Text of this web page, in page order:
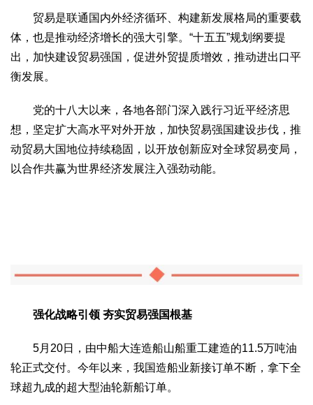
在线期刊
2017 2016 2015 2018 2019
关于我们
杂志简介
智慧城市
全景中国 智慧旅游 智慧教育 智慧医疗
智慧交通
智慧环保
智慧会客厅 县域经济 城乡建设 乡村振兴
贸易是联通国内外经济循环、构建新发展格局的重要载
体，也是推动经济增长的强大引擎。“十五五”规划纲要提
出，加快建设贸易强国，促进外贸提质增效，推动进出口平
衡发展。
党的十八大以来，各地各部门深入践行习近平经济思
想，坚定扩大高水平对外开放，加快贸易强国建设步伐，推
动贸易大国地位持续稳固，以开放创新应对全球贸易变局，
以合作共赢为世界经济发展注入强劲动能。
强化战略引领 夯实贸易强国根基
5月20日，由中船大连造船山船重工建造的11.5万吨油
轮正式交付。今年以来，我国造船业新接订单不断，拿下全
球超九成的超大型油轮新船订单。